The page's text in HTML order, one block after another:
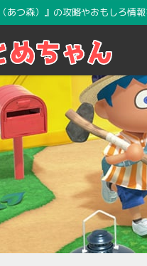
つ森）』の攻略やおもしろ情